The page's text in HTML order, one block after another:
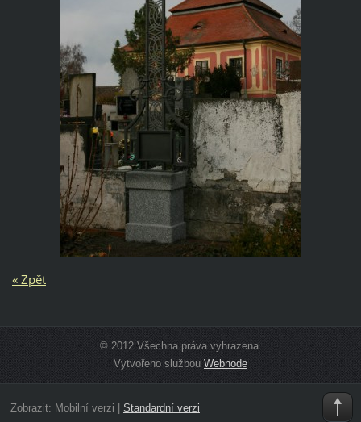
« Zpět
© 2012 Všechna práva vyhrazena.
Vytvořeno službouWebnode
Zobrazit: Mobilní verzi Standardní verzi